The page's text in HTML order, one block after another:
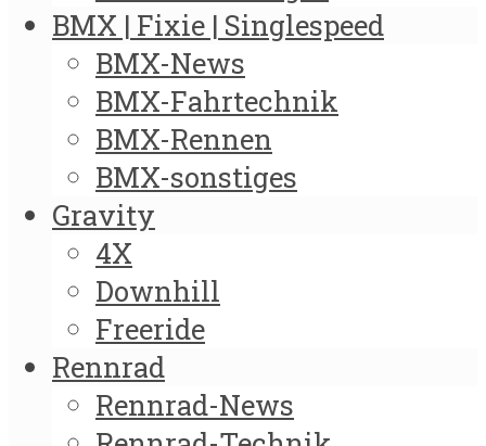
BMX | Fixie | Singlespeed
BMX-News
BMX-Fahrtechnik
BMX-Rennen
BMX-sonstiges
Gravity
4X
Downhill
Freeride
Rennrad
Rennrad-News